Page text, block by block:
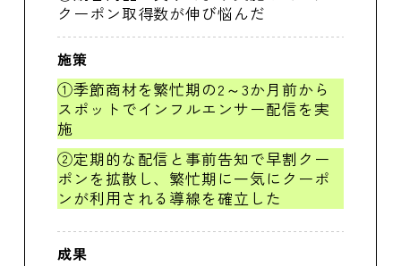
クーポン取得数が伸び悩んだ
施策
①季節商材を繁忙期の2～3か月前から
スポットでインフルエンサー配信を実
施
②定期的な配信と事前告知で早割クー
ポンを拡散し、繁忙期に一気にクーポ
ンが利用される導線を確立した
成果